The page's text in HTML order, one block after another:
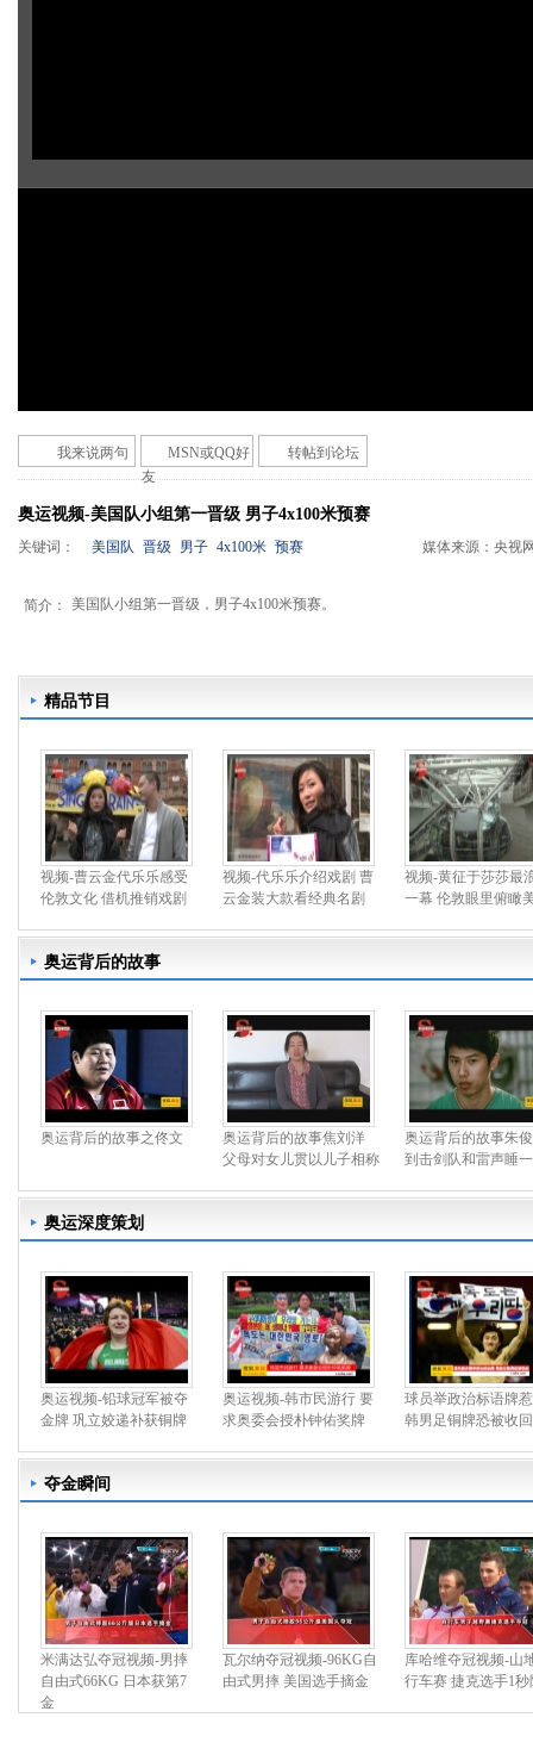
我来说两句
MSN或QQ好
友
转帖到论坛
奥运视频-美国队小组第一晋级 男子4x100米预赛
关键词： 美国队 晋级 男子 4x100米 预赛 媒体来源： 央视
简介： 美国队小组第一晋级，男子4x100米预赛。
精品节目
视频-曹云金代乐乐感受
伦敦文化 借机推销戏剧
视频-代乐乐介绍戏剧 曹
云金装大款看经典名剧
视频-黄征于莎莎最
一幕 伦敦眼里俯瞰
奥运背后的故事
奥运背后的故事之佟文
奥运背后的故事焦刘洋
父母对女儿贯以儿子相称
奥运背后的故事朱
到击剑队和雷声睡
奥运深度策划
奥运视频-铅球冠军被夺
金牌 巩立姣递补获铜牌
奥运视频-韩市民游行 要
求奥委会授朴钟佑奖牌
球员举政治标语牌
韩男足铜牌恐被收回
夺金瞬间
米满达弘夺冠视频-男摔
自由式66KG 日本获第7
金
瓦尔纳夺冠视频-96KG自
由式男摔 美国选手摘金
库哈维夺冠视频-山
行车赛 捷克选手1秒